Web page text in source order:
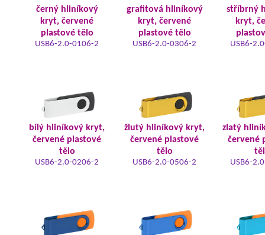
černý hliníkový
kryt, červené
plastové tělo
USB6-2.0-0106-2
grafitová hliníkový
kryt, červené
plastové tělo
USB6-2.0-0306-2
stříbrný
kryt,
USB6-
bílý hliníkový kryt,
červené plastové
tělo
USB6-2.0-0206-2
žlutý hliníkový kryt,
červené plastové
tělo
USB6-2.0-0506-2
zlatý
červené
USB6-